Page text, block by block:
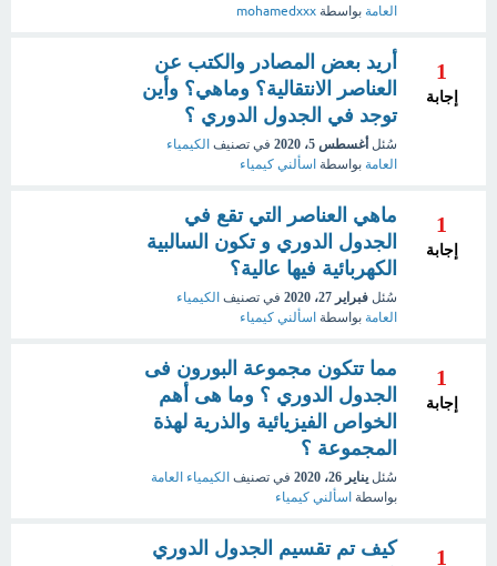
العامة بواسطة mohamedxxx
1
إجابة
أريد بعض المصادر والكتب عن
العناصر الانتقالية؟ وماهي؟ وأين
توجد في الجدول الدوري ؟
سُئل أغسطس 5، 2020 في تصنيف الكيمياء
العامة بواسطة اسألني كيمياء
1
إجابة
ماهي العناصر التي تقع في
الجدول الدوري و تكون السالبية
الكهربائية فيها عالية؟
سُئل فبراير 27، 2020 في تصنيف الكيمياء
العامة بواسطة اسألني كيمياء
1
إجابة
مما تتكون مجموعة البورون فى
الجدول الدوري ؟ وما هى أهم
الخواص الفيزيائية والذرية لهذة
المجموعة ؟
سُئل يناير 26، 2020 في تصنيف الكيمياء العامة
بواسطة اسألني كيمياء
1
كيف تم تقسيم الجدول الدوري